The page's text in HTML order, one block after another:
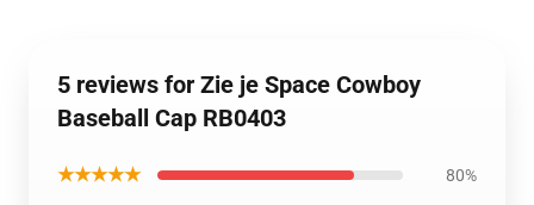
5 reviews for Zie je Space Cowboy
Baseball Cap RB0403
★★★★★ 80%